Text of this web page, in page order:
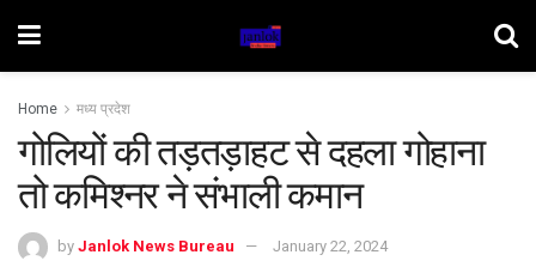
Home मध्य प्रदेश
गोलियों की तड़तड़ाहट से दहला गोहाना
तो कमिश्नर ने संभाली कमान
by Janlok News Bureau January 22, 2024